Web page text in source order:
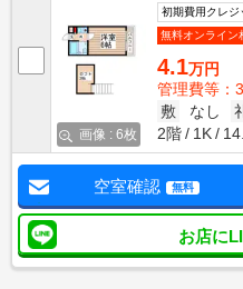
画像 : 6枚
初期費用クレジ
無料オンライン
4.1万円
管理費等：
敷
なし
2階
1K
空室確認 無料
お店に